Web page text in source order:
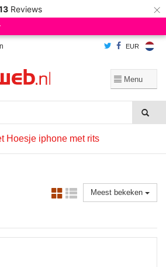
Reviews ×
EUR
Hoesje iphone met rits
Meest bekeken
website te verbeteren. Is dat akkoord?
Ja